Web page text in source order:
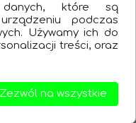
ze
zbawiciela
dziś
oraz
które są
podczas
Używamy ich do
treści, oraz
Zezwól na wszystkie